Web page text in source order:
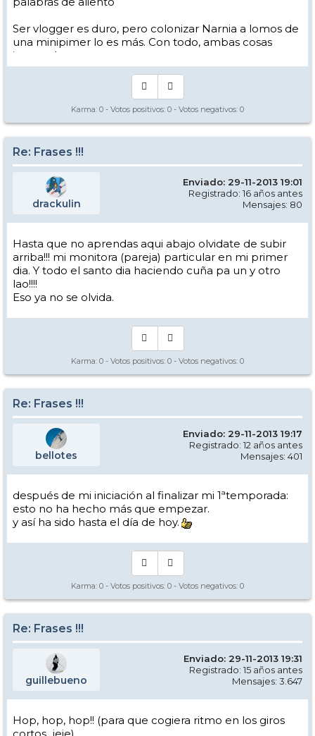
Ser vlogger es duro, pero colonizar Narnia a lomos de
una minipimer lo es más. Con todo, ambas cosas
intento hacer.
Yo hago esquí extremo : voy de extremo a extremo
Los caminos del esquí son inescrotables ...
Karma: 0 - Votos positivos: 0 - Votos negativos: 0
Re: Frases !!!
drackulin
Enviado: 29-11-2013 19:01
Registrado: 16 años antes
Mensajes: 80
Hasta que no aprendas aqui abajo olvidate de subir
arriba!!! mi monitora (pareja) particular en mi primer
dia. Y todo el santo dia haciendo cuña pa un y otro
lao!!!!
Eso ya no se olvida.
Karma: 0 - Votos positivos: 0 - Votos negativos: 0
Re: Frases !!!
bellotes
Enviado: 29-11-2013 19:17
Registrado: 12 años antes
Mensajes: 401
después de mi iniciación al finalizar mi 1ªtemporada:
esto no ha hecho más que empezar.
y así ha sido hasta el día de hoy.
Karma: 0 - Votos positivos: 0 - Votos negativos: 0
Re: Frases !!!
guillebueno
Enviado: 29-11-2013 19:31
Registrado: 15 años antes
Mensajes: 3.647
Hop, hop, hop!! (para que cogiera ritmo en los giros